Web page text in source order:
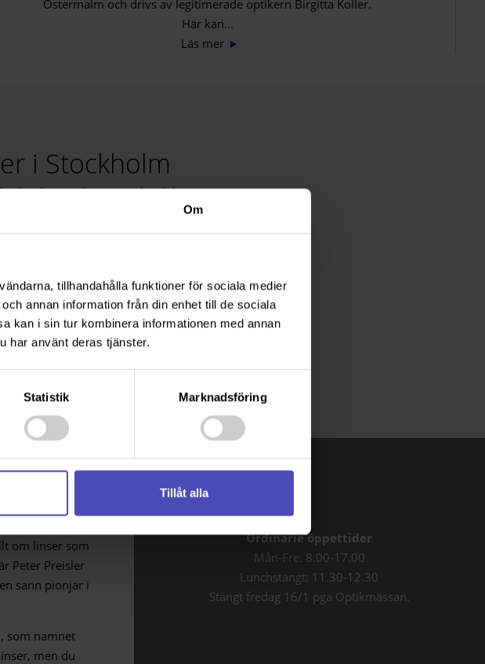
Om
tillhandahålla funktioner för sociala medier
annan information från din enhet till de sociala
kan i sin tur kombinera informationen med annan
har använt deras tjänster.
Statistik Marknadsföring
Tillåt alla
Östermalm och drivs av legitimerade optikern Birgitta Koller.
Här kan...
Läs mer
i Stockholm
av linser, glasögon och solglasögon.
(Ortho-K), linser för torra ögon och
vi dig att hitta linser och glasögon som
har du ett ansträngande kroppsarbete,
vi åt för att hitta den bästa lösningen för dig.
i
om linser som
Peter Preisler
sann pionjär i
som namnet
men du
Ordinarie öppettider
Mån-Fre: 8.00-17.00
Lunchstängt: 11.30-12.30
Stängt fredag 16/1 pga Optikmässan.